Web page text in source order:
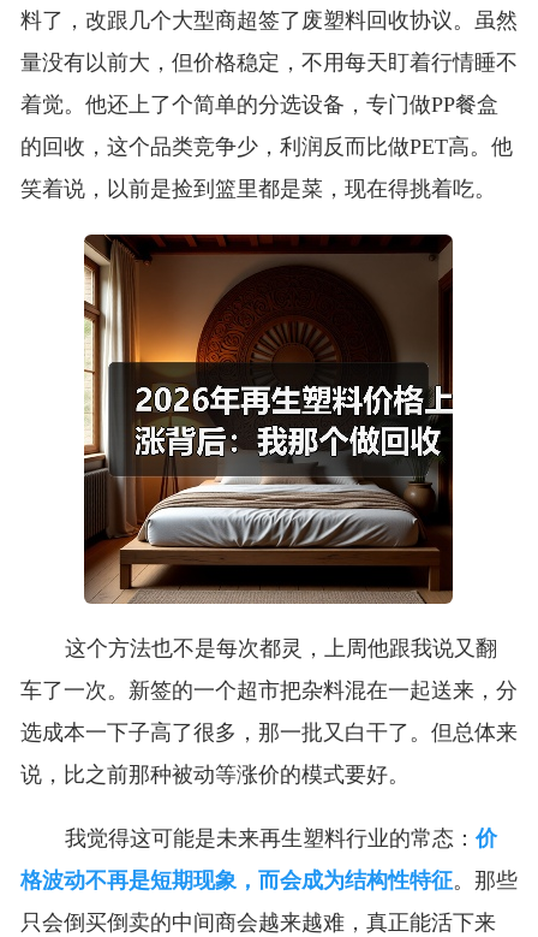
料了，改跟几个大型商超签了废塑料回收协议。虽然
量没有以前大，但价格稳定，不用每天盯着行情睡不
着觉。他还上了个简单的分选设备，专门做PP餐盒
的回收，这个品类竞争少，利润反而比做PET高。他
笑着说，以前是捡到篮里都是菜，现在得挑着吃。
这个方法也不是每次都灵，上周他跟我说又翻
车了一次。新签的一个超市把杂料混在一起送来，分
选成本一下子高了很多，那一批又白干了。但总体来
说，比之前那种被动等涨价的模式要好。
我觉得这可能是未来再生塑料行业的常态： 价
格波动不再是短期现象，而会成为结构性特征。那些
只会倒买倒卖的中间商会越来越难，真正能活下来